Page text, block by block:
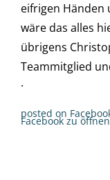
eifrigen Händen
wäre das alles
übrigens
Teammitglied
·
posted on
Facebook zu öffnen